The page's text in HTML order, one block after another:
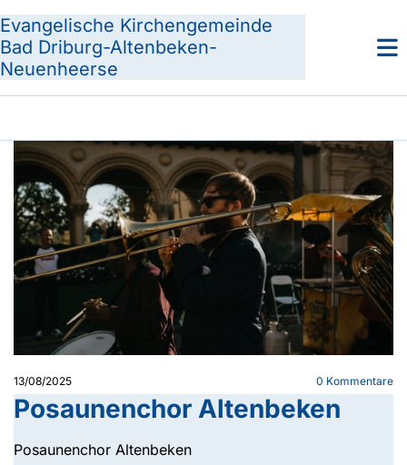
Evangelische Kirchengemeinde
Bad Driburg-Altenbeken-
Neuenheerse
13/08/2025 0 Kommentare
Posaunenchor Altenbeken
Posaunenchor Altenbeken